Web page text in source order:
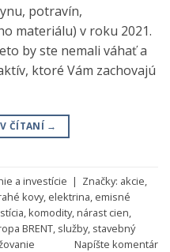
potravín,
materiálu) v roku 2021.
by ste nemali váhať a
ktoré Vám zachovajú
ČÍTANÍ →
a investície | Značky: akcie,
kovy, elektrina, emisné
,komodity,nárast cien,
BRENT, služby, stavebný
Napíšte komentár